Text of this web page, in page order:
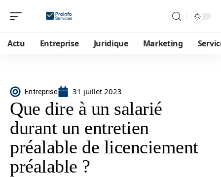
Actu Entreprise Juridique Marketing
Entreprise 31 juillet 2023
Que dire à un salarié
durant un entretien
préalable de licenciement
préalable ?